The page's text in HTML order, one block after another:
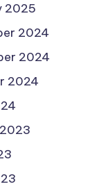
2025
2024
2024
2024